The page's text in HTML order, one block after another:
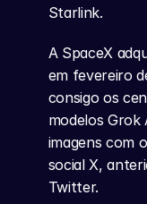
Starlink.
A SpaceX
em fevereiro
consigo os
modelos
imagens com
social X,
Twitter.